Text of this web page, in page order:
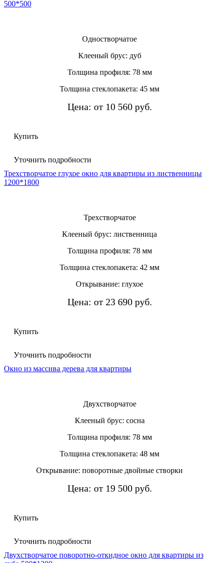
500*500
Одностворчатое
Клееный брус: дуб
Толщина профиля: 78 мм
Толщина стеклопакета: 45 мм
Цена: от 10 560 руб.
Купить
Уточнить подробности
Трехстворчатое глухое окно для квартиры из лиственницы
1200*1800
Трехстворчатое
Клееный брус: лиственница
Толщина профиля: 78 мм
Толщина стеклопакета: 42 мм
Открывание: глухое
Цена: от 23 690 руб.
Купить
Уточнить подробности
Окно из массива дерева для квартиры
Двухстворчатое
Клееный брус: сосна
Толщина профиля: 78 мм
Толщина стеклопакета: 48 мм
Открывание: поворотные двойные створки
Цена: от 19 500 руб.
Купить
Уточнить подробности
Двухстворчатое поворотно-откидное окно для квартиры из